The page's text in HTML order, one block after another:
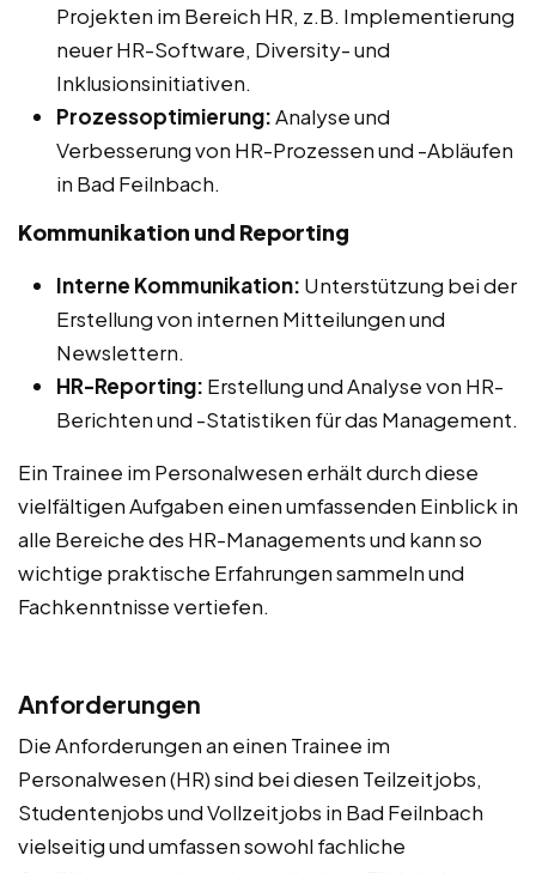
Projekten im Bereich HR, z.B. Implementierung
neuer HR-Software, Diversity- und
Inklusionsinitiativen.
Prozessoptimierung:Analyse und
Verbesserung von HR-Prozessen und -Abläufen
in Bad Feilnbach.
Kommunikation und Reporting
Interne Kommunikation: Unterstützung bei der
Erstellung von internen Mitteilungen und
Newslettern.
HR-Reporting: Erstellung und Analyse von HR-
Berichten und -Statistiken für das Management.
Ein Trainee im Personalwesen erhält durch diese
vielfältigen Aufgaben einen umfassenden Einblick in
alle Bereiche des HR-Managements und kann so
wichtige praktische Erfahrungen sammeln und
Fachkenntnisse vertiefen.
Anforderungen
Die Anforderungen an einen Trainee im
Personalwesen (HR) sind bei diesen Teilzeitjobs,
Studentenjobs und Vollzeitjobs in Bad Feilnbach
vielseitig und umfassen sowohl fachliche